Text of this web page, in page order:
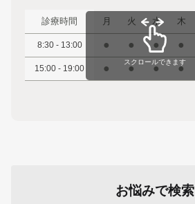
診療時間 月 火 水 木
8:30 - 13:00 ● ● ● ●
15:00 - 19:00 ● ● ● ●
スクロールできます
お悩みで検索